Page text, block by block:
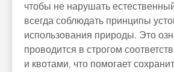
чтобы не нарушать
всегда соблюдать принципы
использования природы. Это
проводится в строгом
и квотами, что помогает